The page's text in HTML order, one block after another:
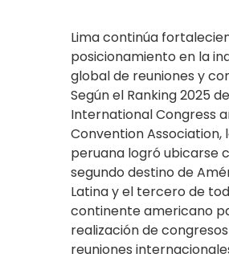
Lima continúa
posicionamiento en la
global de reuniones y
Según el Ranking 2025
International Congress
Convention Association,
peruana logró ubicarse
segundo destino de
Latina y el tercero de
continente americano
realización de
reuniones